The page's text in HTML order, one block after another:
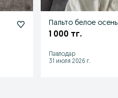
Пальто белое осень
1 000 тг.
Павлодар
31 июля 2026 г.